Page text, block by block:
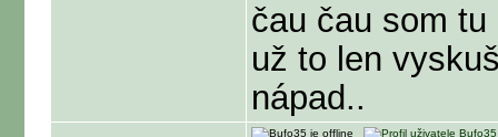
čau čau som
už to len
nápad..